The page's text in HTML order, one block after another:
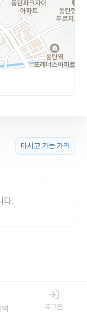
마시고 가는 가격
다.
역 로그인